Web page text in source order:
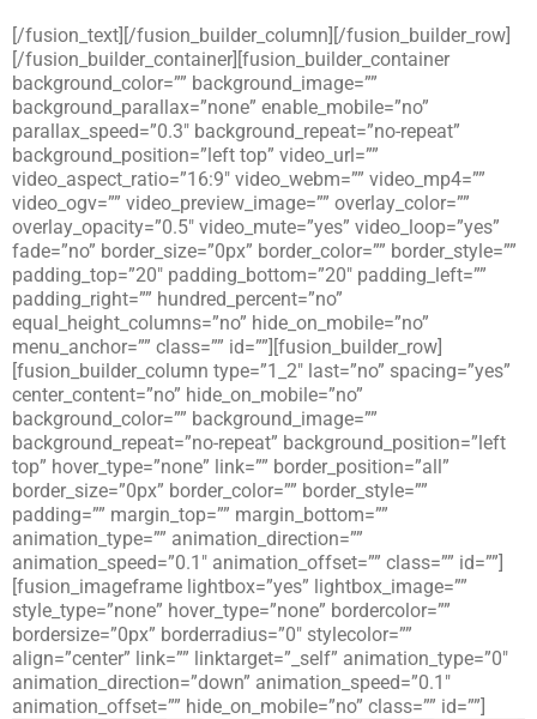
[/fusion_text][/fusion_builder_column][/fusion_builder_row]
[/fusion_builder_container][fusion_builder_container
background_color=”” background_image=””
background_parallax=”none” enable_mobile=”no”
parallax_speed=”0.3″ background_repeat=”no-repeat”
background_position=”left top” video_url=””
video_aspect_ratio=”16:9″ video_webm=”” video_mp4=””
video_ogv=”” video_preview_image=”” overlay_color=””
overlay_opacity=”0.5″ video_mute=”yes” video_loop=”yes”
fade=”no” border_size=”0px” border_color=”” border_style=””
padding_top=”20″ padding_bottom=”20″ padding_left=””
padding_right=”” hundred_percent=”no”
equal_height_columns=”no” hide_on_mobile=”no”
menu_anchor=”” class=”” id=””][fusion_builder_row]
[fusion_builder_column type=”1_2″ last=”no” spacing=”yes”
center_content=”no” hide_on_mobile=”no”
background_color=”” background_image=””
background_repeat=”no-repeat” background_position=”left
top” hover_type=”none” link=”” border_position=”all”
border_size=”0px” border_color=”” border_style=””
padding=”” margin_top=”” margin_bottom=””
animation_type=”” animation_direction=””
animation_speed=”0.1″ animation_offset=”” class=”” id=””]
[fusion_imageframe lightbox=”yes” lightbox_image=””
style_type=”none” hover_type=”none” bordercolor=””
bordersize=”0px” borderradius=”0″ stylecolor=””
align=”center” link=”” linktarget=”_self” animation_type=”0″
animation_direction=”down” animation_speed=”0.1″
animation_offset=”” hide_on_mobile=”no” class=”” id=””]